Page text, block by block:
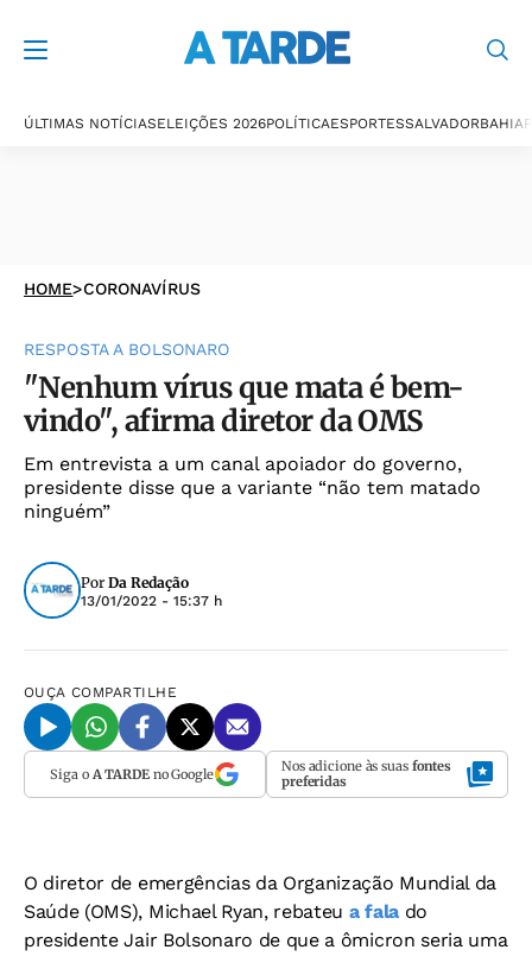
ÚLTIMAS NOTÍCIASELEIÇÕES 2026POLÍTICAESPORTESSALVADORBAHIA
HOME>CORONAVÍRUS
RESPOSTA A BOLSONARO
"Nenhum vírus que mata é bem-
vindo", afirma diretor da OMS
Em entrevista a um canal apoiador do governo,
presidente disse que a variante “não tem matado
ninguém”
Por Da Redação
13/01/2022 - 15:37 h
OUÇA COMPARTILHE
Siga o A TARDEno Google Nos adicione às suas fontes
preferidas
O diretor de emergências da Organização Mundial da
Saúde (OMS), Michael Ryan, rebateu a falado
presidente Jair Bolsonaro de que a ômicron seria uma